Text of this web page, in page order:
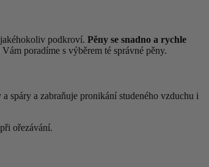
podkroví. Pěny se snadno a rychle
poradíme s výběrem té správné pěny.
spáry a zabraňuje pronikání studeného vzduchu i
ořezávání.